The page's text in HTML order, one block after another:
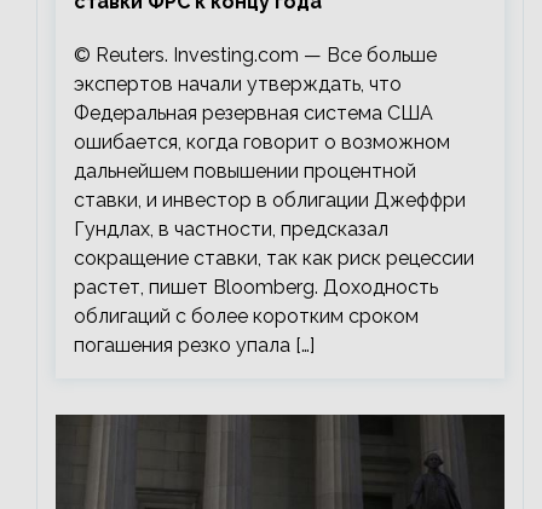
© Reuters. Investing.com — Все больше
экспертов начали утверждать, что
Федеральная резервная система США
ошибается, когда говорит о возможном
дальнейшем повышении процентной
ставки, и инвестор в облигации Джеффри
Гундлах, в частности, предсказал
сокращение ставки, так как риск рецессии
растет, пишет Bloomberg. Доходность
облигаций с более коротким сроком
погашения резко упала […]